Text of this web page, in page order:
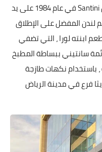
مطعم إيطالي تديره عائلة ، تم تأسيس Santini في عام 1984 على يد
المفضل على الإطلاق
ابنته لورا ، التي تضفي
سانتيني ببساطة المطبخ
، باستخدام نكهات طازجة
فرع في مدينة الرياض